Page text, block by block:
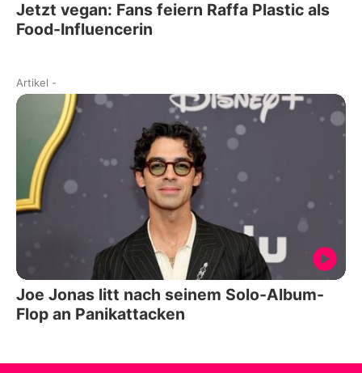
Jetzt vegan: Fans feiern Raffa Plastic als
Food-Influencerin
Artikel -
Joe Jonas litt nach seinem Solo-Album-
Flop an Panikattacken